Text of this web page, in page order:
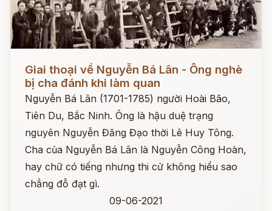
Giai thoại về Nguyễn Bá Lân - Ông nghè
bị cha đánh khi làm quan
Nguyễn Bá Lân (1701-1785) người Hoài Bão,
Tiên Du, Bắc Ninh. Ông là hậu duệ trạng
nguyên Nguyễn Đăng Đạo thời Lê Huy Tông.
Cha của Nguyễn Bá Lân là Nguyễn Công Hoàn,
hay chữ có tiếng nhưng thi cử không hiểu sao
chẳng đỗ đạt gì.
09-06-2021